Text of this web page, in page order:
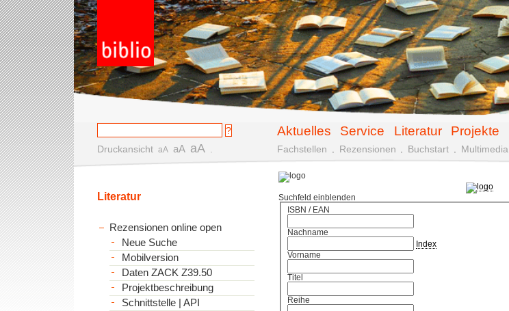
Aktuelles Service Literatur Projekte
Druckansicht aA aA aA Fachstellen Rezensionen Buchstart Multimedia
Suchfeld einblenden
ISBN / EAN
Nachname
Index
Vorname
Titel
Reihe
Literatur
Rezensionen online open
Neue Suche
Mobilversion
Daten ZACK Z39.50
Projektbeschreibung
Schnittstelle | API